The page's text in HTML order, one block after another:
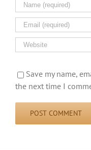
Save my name,
the next time I